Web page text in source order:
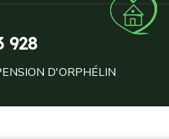
928
D'ORPHÉLIN